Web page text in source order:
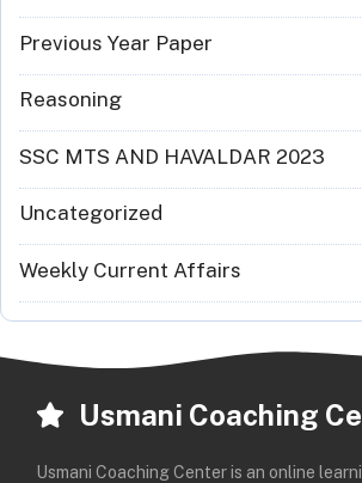
Previous Year Paper
Reasoning
SSC MTS AND HAVALDAR 2023
Uncategorized
Weekly Current Affairs
Usmani Coaching
Usmani Coaching Center is an online